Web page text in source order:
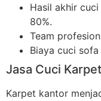
Hasil akhir
80%.
Team
Biaya cuci
Jasa Cuci
Karpet kantor